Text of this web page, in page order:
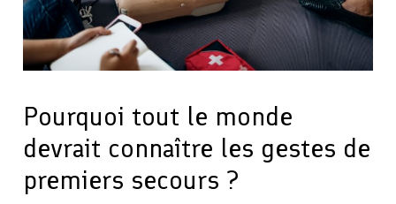
Pourquoi tout le monde
devrait connaître les gestes de
premiers secours ?